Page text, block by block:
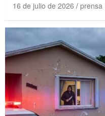
16 de julio de 2026 prensa